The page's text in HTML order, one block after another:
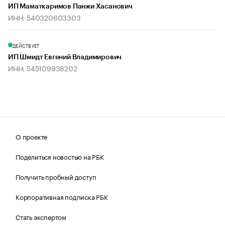
ИП Маматкаримов Панжи Хасанович
ИНН: 540320603303
ДЕЙСТВУЕТ
ИП Шмидт Евгений Владимирович
ИНН: 545109938202
О проекте
Поделиться новостью на РБК
Получить пробный доступ
Корпоративная подписка РБК
Стать экспертом